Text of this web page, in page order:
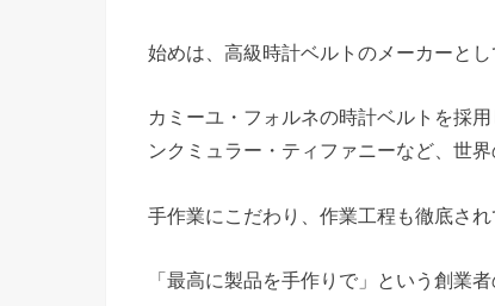
始めは、高級時計ベルトのメーカーとし
カミーユ・フォルネの時計ベルトを採
ンクミュラー・ティファニーなど、世界
手作業にこだわり、作業工程も徹底され
「最高に製品を手作りで」という創業